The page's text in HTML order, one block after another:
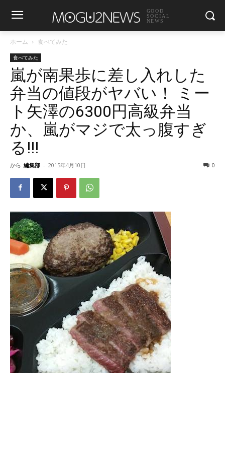
GOOD
SOCIAL
NEWS
ホーム 食べてみた
食べてみた
嵐が南果歩に差し入れした
弁当の値段がヤバい！ ミー
ト矢澤の6300円高級弁当
か、嵐がマジで太っ腹すぎ
る!!!
から 編集部 - 2015年4月10日 0